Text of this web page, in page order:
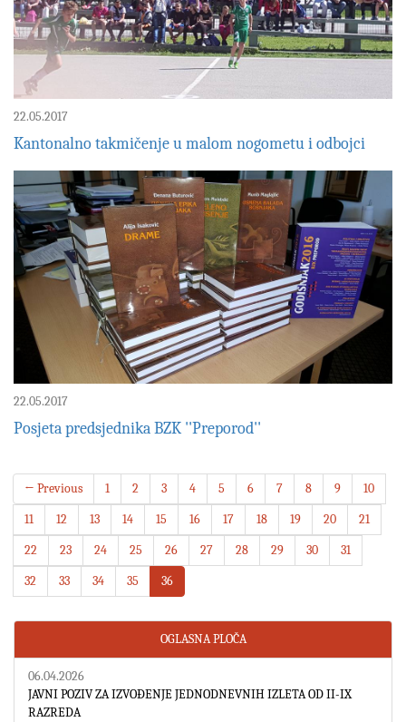
22.05.2017
Kantonalno takmičenje u malom nogometu i odbojci
22.05.2017
Posjeta predsjednika BZK ''Preporod''
← Previous 1 2 3 4 5 6 7 8 9
10
11
12 13 14 15 16 17 18 19 20
21
22
23 24 25 26 27 28 29 30
31
32
33 34 35 36
OGLASNA PLOČA
06.04.2026
JAVNI POZIV ZA IZVOĐENJE JEDNODNEVNIH IZLETA OD II-IX
RAZREDA